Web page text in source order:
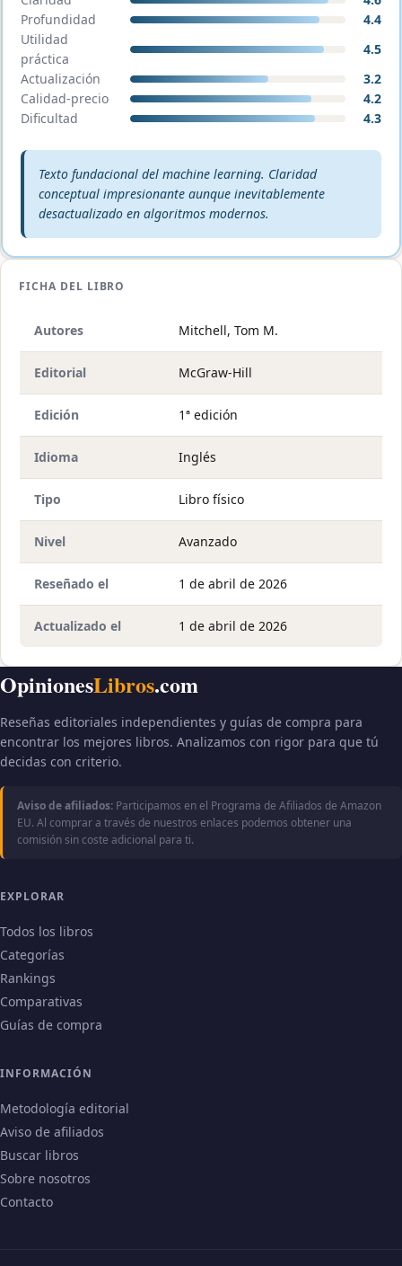
Profundidad
4.4
Utilidad
práctica
4.5
Actualización
3.2
Calidad-precio
4.2
Dificultad
4.3
Veredicto editorial:
Texto fundacional del machine learning. Claridad
conceptual impresionante aunque inevitablemente
desactualizado en algoritmos modernos.
FICHA DEL LIBRO
Autores Mitchell, Tom M.
Editorial McGraw-Hill
Edición 1ª edición
Idioma Inglés
Tipo Libro físico
Nivel Avanzado
Reseñado el 1 de abril de 2026
Actualizado el 1 de abril de 2026
OpinionesLibros.com
Reseñas editoriales independientes y guías de compra para
encontrar los mejores libros. Analizamos con rigor para que tú
decidas con criterio.
Aviso de afiliados: Participamos en el Programa de Afiliados de Amazon
EU. Al comprar a través de nuestros enlaces podemos obtener una
comisión sin coste adicional para ti.
EXPLORAR
Todos los libros
Categorías
Rankings
Comparativas
Guías de compra
INFORMACIÓN
Metodología editorial
Aviso de afiliados
Buscar libros
Sobre nosotros
Contacto